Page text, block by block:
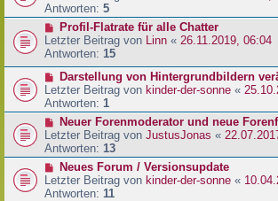
Antworten: 5
Profil-Flatrate für alle Chatter
Letzter Beitrag von
Linn « 26.11.2019, 06:04
Antworten: 15
Darstellung von Hintergrundbildern
Letzter Beitrag von kinder-der-sonne «
Antworten: 1
Neuer Forenmoderator und neue
Letzter Beitrag von JustusJonas «
Antworten: 13
Neues Forum / Versionsupdate
Letzter Beitrag von kinder-der-sonne «
Antworten: 11